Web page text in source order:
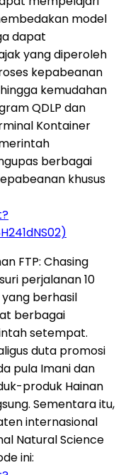
model
dapat
yang diperoleh
kepabeanan
kemudahan
QDLP dan
Kontainer
berbagai
khusus
FTP: Chasing
perjalanan 10
berhasil
berbagai
setempat.
duta promosi
pula Imani dan
produk Hainan
Sementara itu,
internasional
Natural Science
ini: